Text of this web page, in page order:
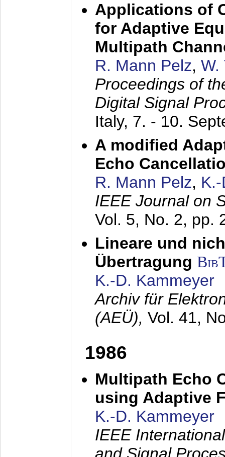
Applications of
for Adaptive
Multipath
R. Mann Pelz, W.
Proceedings of
Digital Signal
Italy, 7. - 10.
A modified
Echo
R. Mann Pelz,
IEEE Journal on
Vol. 5, No. 2, pp.
Lineare und
Übertragung
K.-D. Kammeyer
Archiv für
(AEÜ), Vol. 41,
1986
Multipath Echo
using Adaptive
K.-D. Kammeyer
IEEE